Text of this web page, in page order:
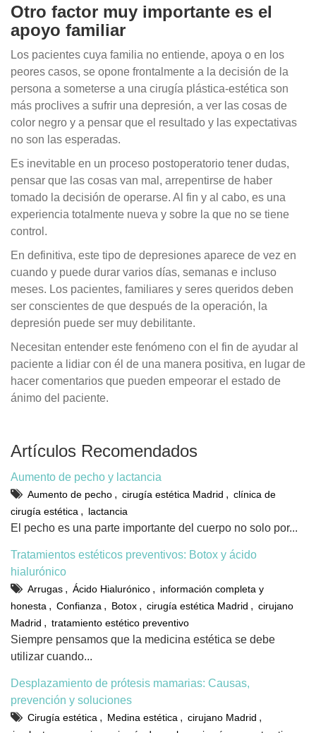
Otro factor muy importante es el
apoyo familiar
Los pacientes cuya familia no entiende, apoya o en los
peores casos, se opone frontalmente a la decisión de la
persona a someterse a una cirugía plástica-estética son
más proclives a sufrir una depresión, a ver las cosas de
color negro y a pensar que el resultado y las expectativas
no son las esperadas.
Es inevitable en un proceso postoperatorio tener dudas,
pensar que las cosas van mal, arrepentirse de haber
tomado la decisión de operarse. Al fin y al cabo, es una
experiencia totalmente nueva y sobre la que no se tiene
control.
En definitiva, este tipo de depresiones aparece de vez en
cuando y puede durar varios días, semanas e incluso
meses. Los pacientes, familiares y seres queridos deben
ser conscientes de que después de la operación, la
depresión puede ser muy debilitante.
Necesitan entender este fenómeno con el fin de ayudar al
paciente a lidiar con él de una manera positiva, en lugar de
hacer comentarios que pueden empeorar el estado de
ánimo del paciente.
Artículos Recomendados
Aumento de pecho y lactancia
Aumento de pecho , cirugía estética Madrid , clínica de
cirugía estética , lactancia
El pecho es una parte importante del cuerpo no solo por...
Tratamientos estéticos preventivos: Botox y ácido
hialurónico
Arrugas , Ácido Hialurónico , información completa y
honesta , Confianza , Botox , cirugía estética Madrid , cirujano
Madrid , tratamiento estético preventivo
Siempre pensamos que la medicina estética se debe
utilizar cuando...
Desplazamiento de prótesis mamarias: Causas,
prevención y soluciones
Cirugía estética , Medina estética , cirujano Madrid ,